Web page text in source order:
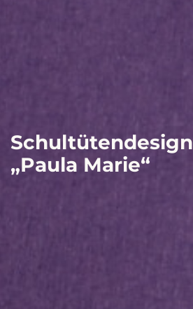
Schultütendesign
„Paula Marie“